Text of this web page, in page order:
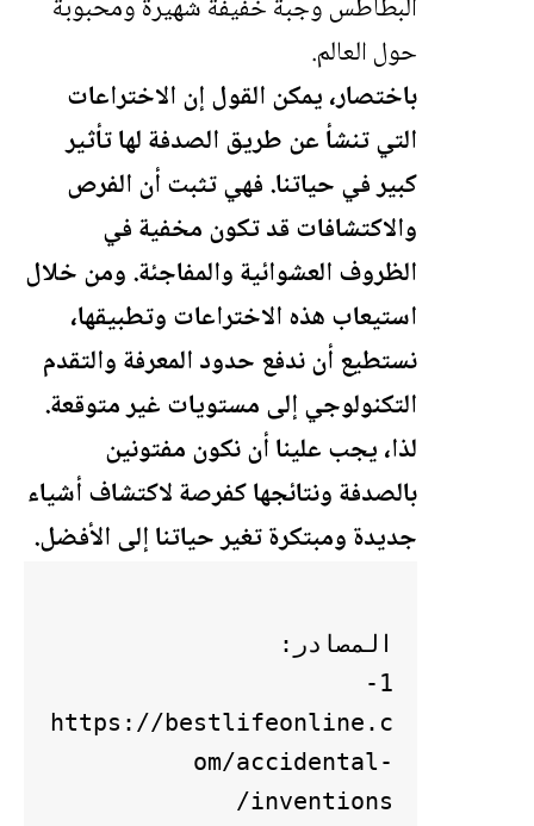
البطاطس وجبة خفيفة شهيرة ومحبوبة
حول العالم.
باختصار، يمكن القول إن الاختراعات
التي تنشأ عن طريق الصدفة لها تأثير
كبير في حياتنا. فهي تثبت أن الفرص
والاكتشافات قد تكون مخفية في
الظروف العشوائية والمفاجئة. ومن خلال
استيعاب هذه الاختراعات وتطبيقها،
نستطيع أن ندفع حدود المعرفة والتقدم
التكنولوجي إلى مستويات غير متوقعة.
لذا، يجب علينا أن نكون مفتونين
بالصدفة ونتائجها كفرصة لاكتشاف أشياء
جديدة ومبتكرة تغير حياتنا إلى الأفضل.
1-
https://bestlifeonline.c
om/accidental-
inventions/